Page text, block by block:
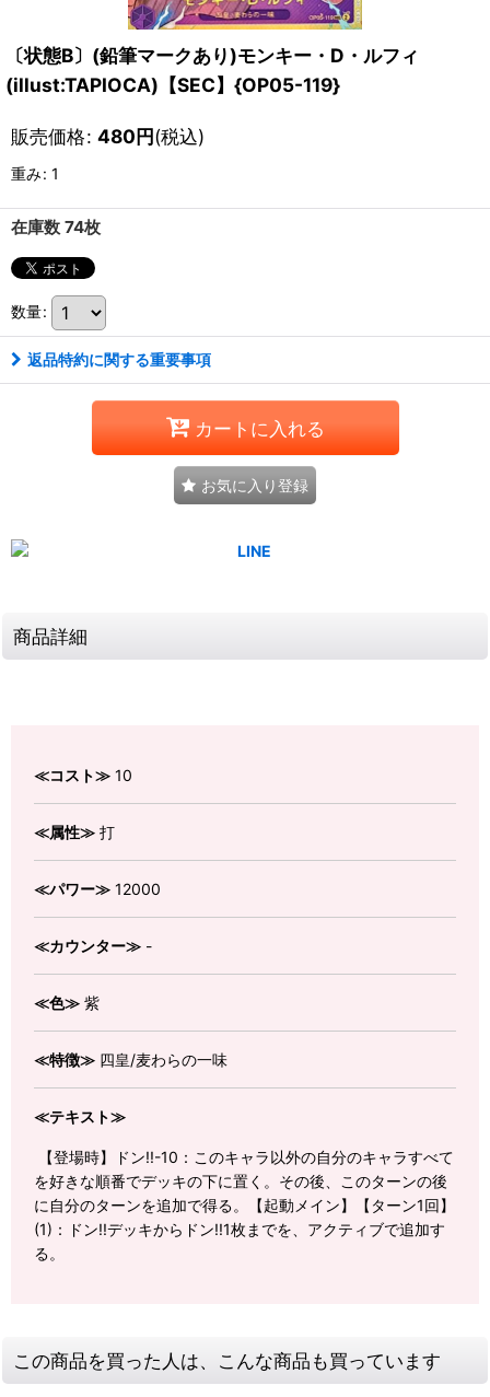
〔状態B〕(鉛筆マークあり)モンキー・D・ルフィ
(illust:TAPIOCA)【SEC】{OP05-119}
販売価格: 480円(税込)
重み: 1
在庫数 74枚
数量:
返品特約に関する重要事項
カートに入れる
お気に入り登録
商品詳細
≪コスト≫ 10
≪属性≫ 打
≪パワー≫ 12000
≪カウンター≫ -
≪色≫ 紫
≪特徴≫ 四皇/麦わらの一味
≪テキスト≫
【登場時】ドン!!-10：このキャラ以外の自分のキャラすべて
を好きな順番でデッキの下に置く。その後、このターンの後
に自分のターンを追加で得る。【起動メイン】【ターン1回】
(1)：ドン!!デッキからドン!!1枚までを、アクティブで追加す
る。
この商品を買った人は、こんな商品も買っています